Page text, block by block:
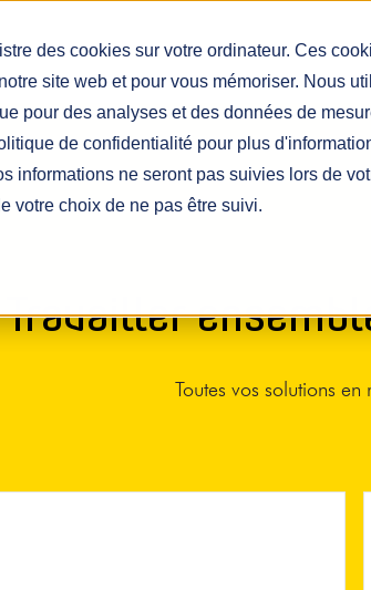
des cookies sur votre ordinateur. Ces
site web et pour vous mémoriser. Nous
pour des analyses et des données de
de confidentialité pour plus
informations ne seront pas suivies lors de
votre choix de ne pas être suivi.
Travailler
Toutes vos solutions